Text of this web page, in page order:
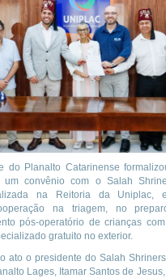
do Planalto Catarinense
um convênio com o Salah
na Reitoria da Uniplac,
na triagem, no
pós-operatório de crianças
gratuito no exterior.
ato o presidente do Salah
Lages, Itamar Santos de